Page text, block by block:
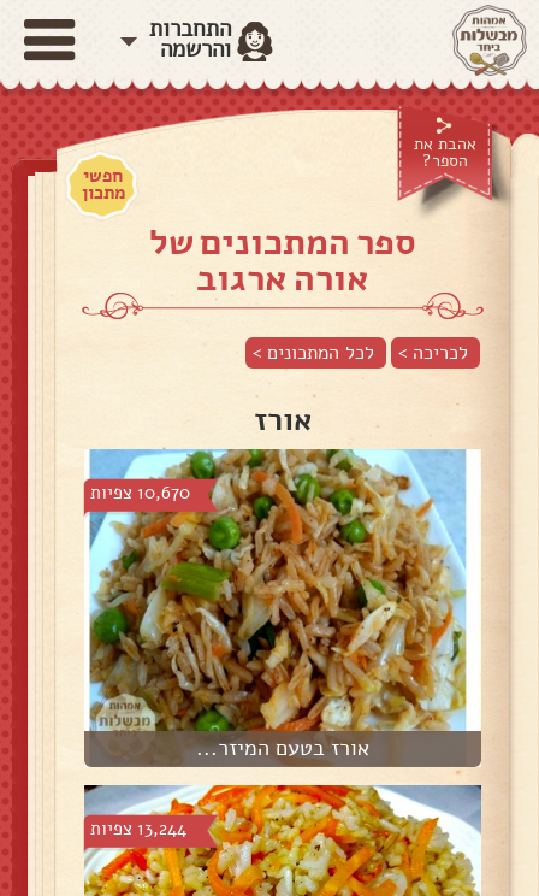
התחברות
והרשמה
אהבת את
הספר?
חפשי
מתכון
ספר המתכונים של
אורה ארגוב
לכריכה > לכל המתכונים >
אורז
10,670 צפיות
אורז בטעם המיזר...
13,244 צפיות